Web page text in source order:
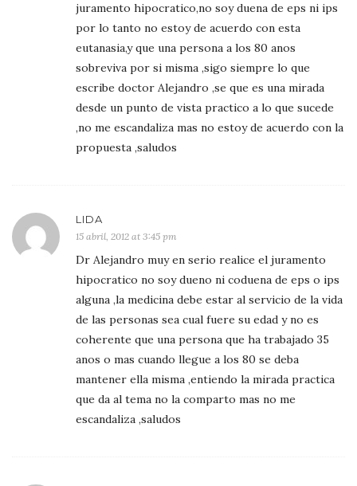
juramento hipocratico,no soy duena de eps ni ips
por lo tanto no estoy de acuerdo con esta
eutanasia,y que una persona a los 80 anos
sobreviva por si misma ,sigo siempre lo que
escribe doctor Alejandro ,se que es una mirada
desde un punto de vista practico a lo que sucede
,no me escandaliza mas no estoy de acuerdo con la
propuesta ,saludos
LIDA
15 abril, 2012 at 3:45 pm
Dr Alejandro muy en serio realice el juramento
hipocratico no soy dueno ni coduena de eps o ips
alguna ,la medicina debe estar al servicio de la vida
de las personas sea cual fuere su edad y no es
coherente que una persona que ha trabajado 35
anos o mas cuando llegue a los 80 se deba
mantener ella misma ,entiendo la mirada practica
que da al tema no la comparto mas no me
escandaliza ,saludos